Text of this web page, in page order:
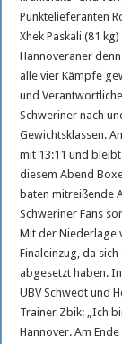
Punktelieferanten
Xhek Paskali (81
Hannoveraner
alle vier Kämpfe
und
Schweriner nach
Gewichtsklassen.
mit 13:11 und
diesem Abend
baten mitreißende
Schweriner Fans
Mit der Niederlage
Finaleinzug, da
abgesetzt haben.
UBV Schwedt und
Trainer Zbik: „Ich
Hannover. Am